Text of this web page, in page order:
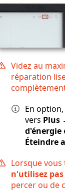
Videz au
réparation
En
vers Plus
d'énergie
Éteindre
Lorsque
n'utilisez
percer ou de